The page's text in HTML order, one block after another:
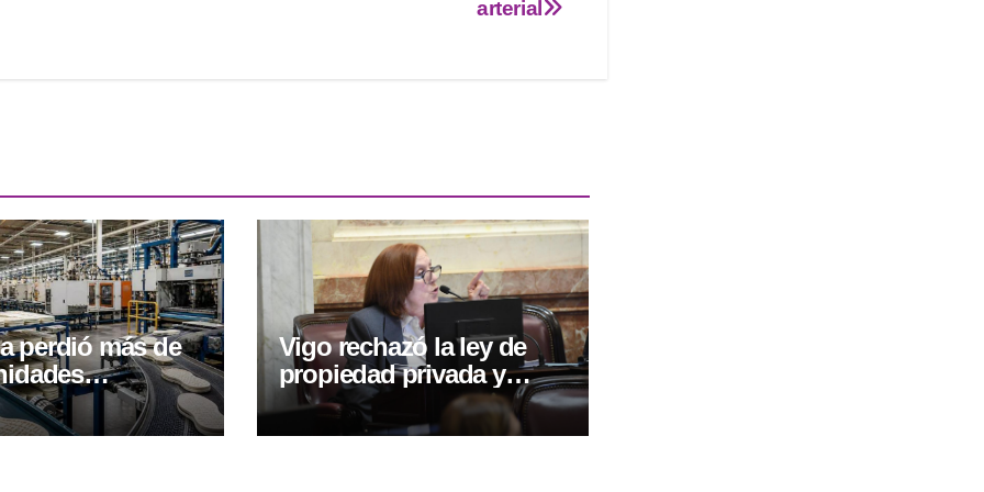
arterial
perdió más de
desde el
Gobierno de
Vigo rechazó la ley de
propiedad privada y
calificó al proyecto como
“un verdadero